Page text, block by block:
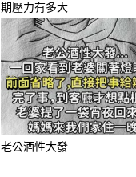
期壓力有多大
老公酒性大發